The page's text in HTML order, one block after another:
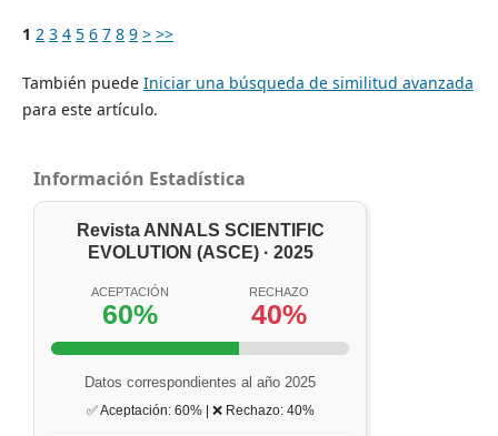
1 2 3 4 5 6 7 8 9 > >>
También puede Iniciar una búsqueda de similitud avanzada
para este artículo.
Información Estadística
Revista ANNALS SCIENTIFIC
EVOLUTION (ASCE) · 2025
ACEPTACIÓN
60%
RECHAZO
40%
Datos correspondientes al año 2025
✅ Aceptación: 60% | ❌ Rechazo: 40%